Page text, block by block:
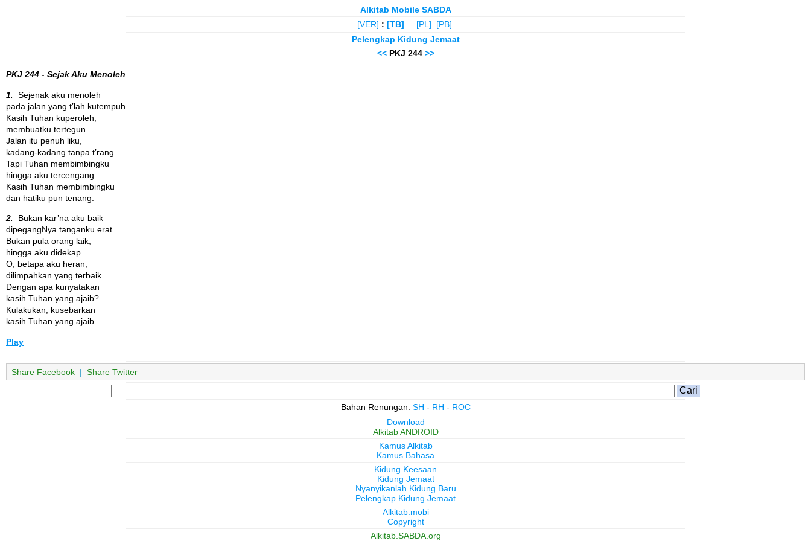
Alkitab Mobile SABDA
[VER] : [TB] [PL]
[PB]
Pelengkap Kidung Jemaat
<<PKJ 244 >>
PKJ 244 - Sejak Aku Menoleh
1
Sejenak aku menoleh
pada jalan yang t’lah kutempuh.
Kasih Tuhan kuperoleh,
membuatku tertegun.
Jalan itu penuh liku,
kadang-kadang tanpa t’rang.
Tapi Tuhan membimbingku
hingga aku tercengang.
Kasih Tuhan membimbingku
dan hatiku pun tenang.
2
Bukan kar’na aku baik
dipegangNya tanganku erat.
Bukan pula orang laik,
hingga aku didekap.
O, betapa aku heran,
dilimpahkan yang terbaik.
Dengan apa kunyatakan
kasih Tuhan yang ajaib?
Kulakukan, kusebarkan
kasih Tuhan yang ajaib.
Play
Share Facebook | Share Twitter
Bahan Renungan: SH - RH - ROC
Download
Alkitab ANDROID
Kamus Alkitab
Kamus Bahasa
Kidung Keesaan
Kidung Jemaat
Nyanyikanlah Kidung Baru
Pelengkap Kidung Jemaat
Alkitab.mobi
Copyright
Alkitab.SABDA.org